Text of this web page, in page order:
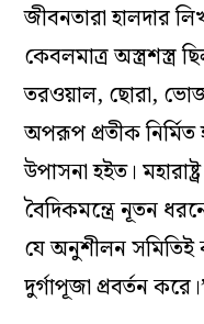
জীবনতারা হালদার
কেবলমাত্র অস্ত্রশস্ত্র
তরওয়াল, ছোরা,
অপরূপ প্রতীক
উপাসনা হইত।
বৈদিকমন্ত্রে নূতন
যে অনুশীলন সমিতিই
দুর্গাপূজা প্রবর্তন করে।’